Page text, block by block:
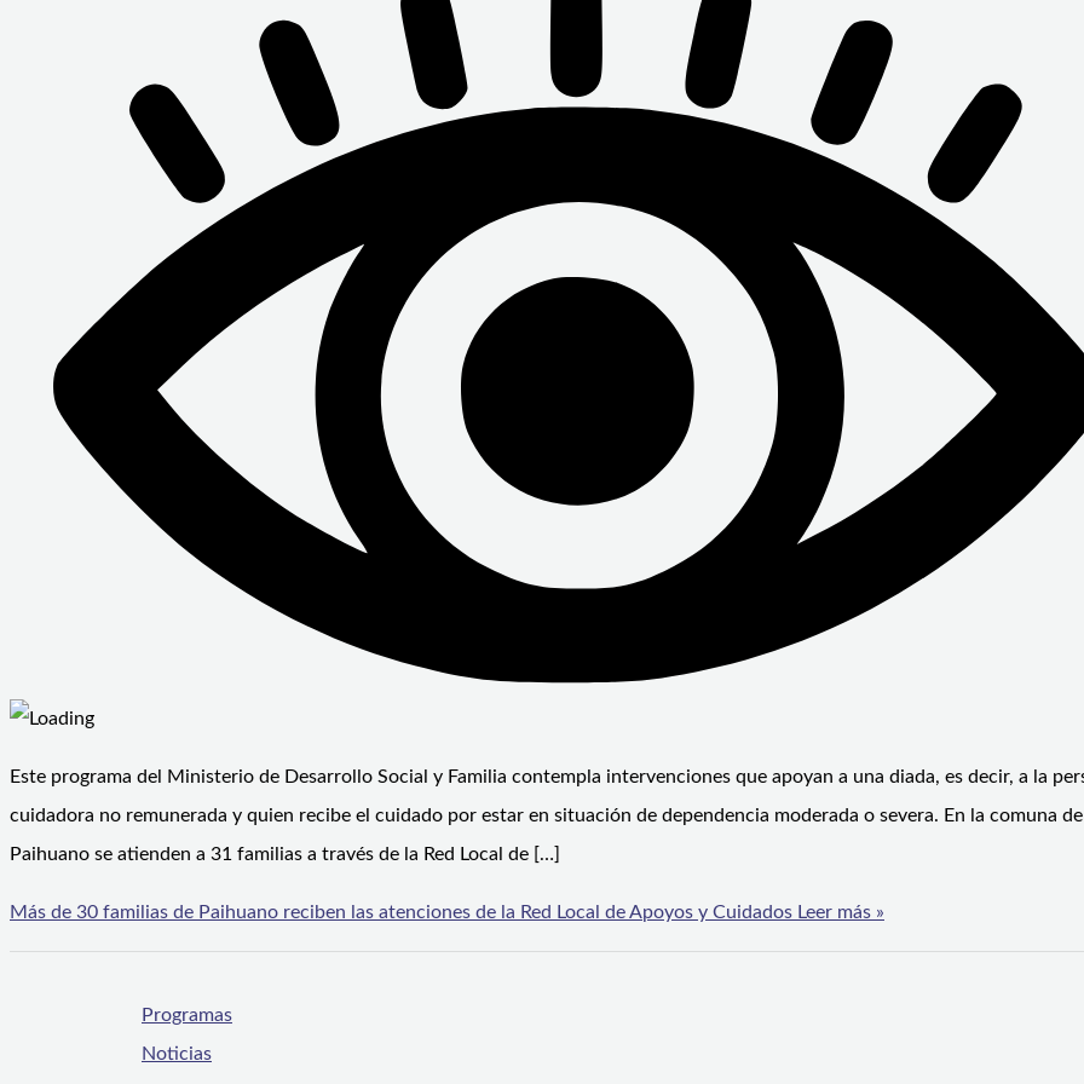
Este programa del Ministerio de Desarrollo Social y Familia contempla intervenciones que apoyan a una diada, es decir, a la
cuidadora no remunerada y quien recibe el cuidado por estar en situación de dependencia moderada o severa. En la comuna de
Paihuano se atienden a 31 familias a través de la Red Local de […]
Más de 30 familias de Paihuano reciben las atenciones de la Red Local de Apoyos y Cuidados Leer más »
Programas
Noticias